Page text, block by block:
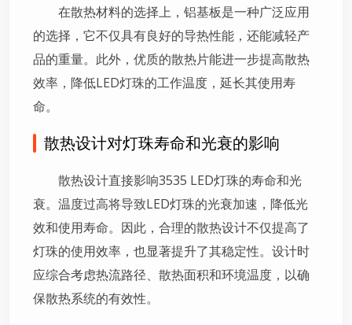
在散热材料的选择上，铝基板是一种广泛应用
的选择，它不仅具有良好的导热性能，还能减轻产
品的重量。此外，优质的散热片能进一步提高散热
效率，降低LED灯珠的工作温度，延长其使用寿
命。
散热设计对灯珠寿命和光衰的影响
散热设计直接影响3535 LED灯珠的寿命和光
衰。温度过高将导致LED灯珠的光衰加速，降低光
效和使用寿命。因此，合理的散热设计不仅提高了
灯珠的使用效率，也显著提升了其稳定性。设计时
应综合考虑热流路径、散热面积和环境温度，以确
保散热系统的有效性。